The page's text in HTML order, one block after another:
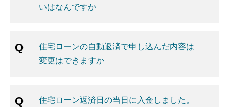
いはなんですか
住宅ローンの自動返済で申し込んだ内容は
変更はできますか
住宅ローン返済日の当日に入金しました。